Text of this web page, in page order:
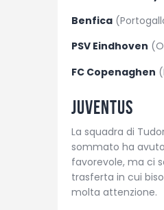
Benfica
PSV Eindhoven
FC Copenaghen
Juventus
La squadra di
sommato ha
favorevole, ma ci
trasferta in cui
molta attenzione.